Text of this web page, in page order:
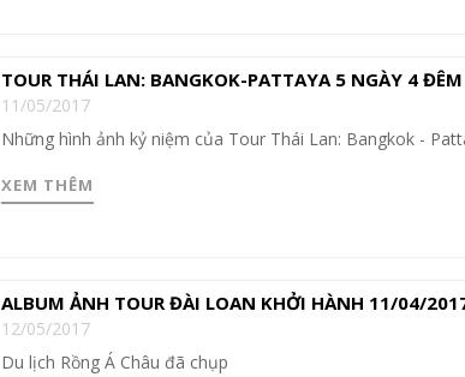
TOUR THÁI LAN: BANGKOK-PATTAYA 5 NGÀY 4
11/05/2017
Những hình ảnh kỷ niệm của Tour Thái Lan: Bangkok -
XEM THÊM
ALBUM ẢNH TOUR ĐÀI LOAN KHỞI HÀNH 11/04/
12/05/2017
Du lịch Rồng Á Châu đã chụp